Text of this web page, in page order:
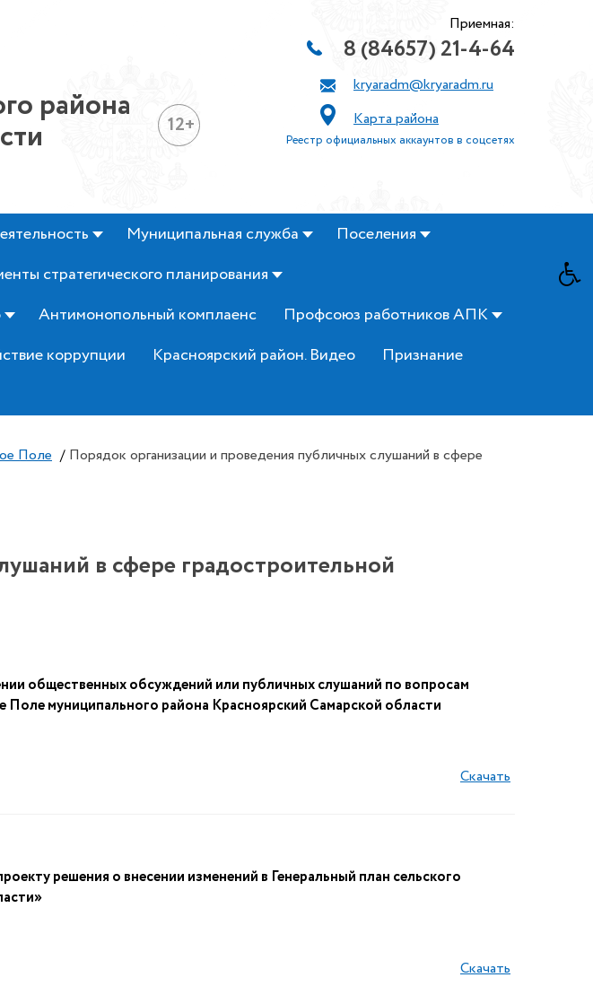
района 12+
Приемная:
8 (84657) 21-4-64
kryaradm@kryaradm.ru
Карта района
Реестр официальных аккаунтов в соцсетях
Муниципальная служба
Поселения
стратегического планирования
Антимонопольный комплаенс
Профсоюз работников АПК
коррупции Красноярский район. Видео
Признание
Поле / Порядок организации и проведения публичных слушаний в сфере
в сфере градостроительной
общественных обсуждений или публичных слушаний по вопросам
Поле муниципального района Красноярский Самарской области
Скачать
решения о внесении изменений в Генеральный план сельского
Скачать